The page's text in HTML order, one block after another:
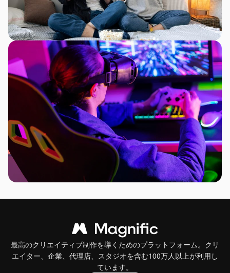
最高のクリエイティブ制作を導くためのプラットフォーム。クリ
エイター、企業、代理店、スタジオを含む100万人以上が利用し
ています。